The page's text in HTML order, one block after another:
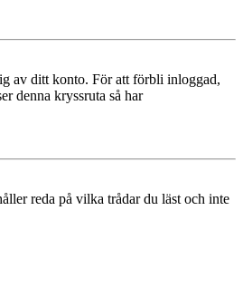
av ditt konto. För att förbli inloggad,
denna kryssruta så har
reda på vilka trådar du läst och inte